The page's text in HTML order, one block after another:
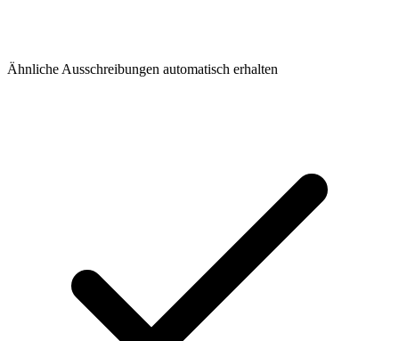
Ähnliche Ausschreibungen automatisch erhalten